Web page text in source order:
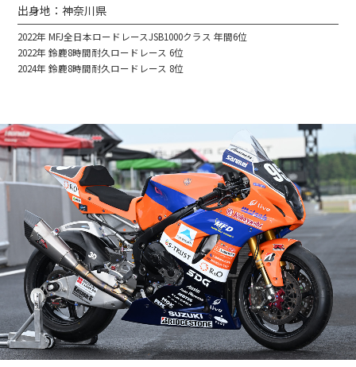
出身地：神奈川県
2022年 MFJ全日本ロードレースJSB1000クラス 年間6位
2022年 鈴鹿8時間耐久ロードレース 6位
2024年 鈴鹿8時間耐久ロードレース 8位